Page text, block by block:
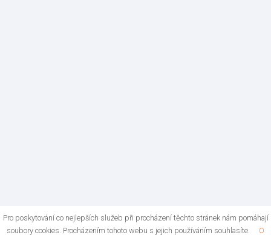
Pro poskytování co nejlepších služeb při procházení těchto stránek nám pomáhají
soubory cookies. Procházením tohoto webu s jejich používáním souhlasíte.
O